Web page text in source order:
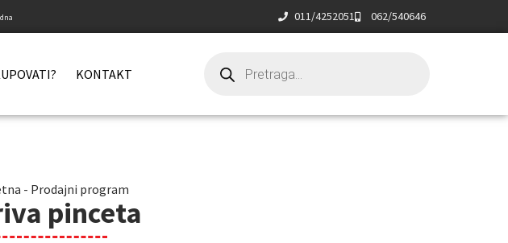
011/4252051 062/540646
KONTAKT
- Prodajni program
pinceta